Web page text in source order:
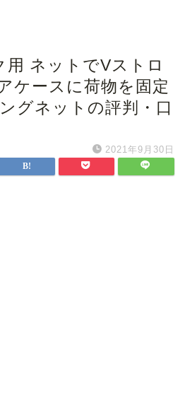
ネットでVストロ
ケースに荷物を固定
グネットの評判・口
2021年9月30日